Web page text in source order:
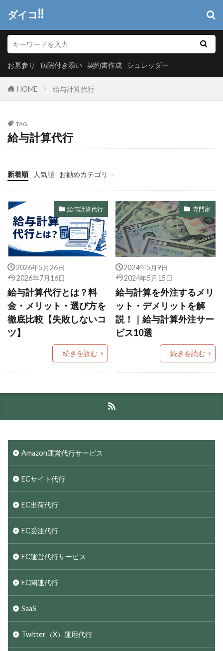
ダイコ!!
お墓参り 病院付き添い 契約書作成 シュレッダー
HOME 給与計算代行
TAG
給与計算代行
新着順 人気順 お勧めカテゴリ
ヘッダーメニュー
システム開発
情報システム
マーケティング
給与計算代行
2026年5月26日
2026年7月16日
給与計算代行とは？料
金・メリット・選び方を
徹底比較【失敗しないコ
ツ】
続きを読む
専門家
2024年5月9日
2024年5月15日
給与計算を外注するメリ
ット・デメリットを解
説！｜給与計算外注サー
ビス10選
続きを読む
Amazon運営代行サービス
ECサイト代行
EC出荷代行
EC受注代行
EC運営代行サービス
EC関連代行
SaaS
Twitter（X）運用代行